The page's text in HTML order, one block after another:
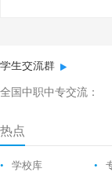
学生交流群
全国中职中专交流：
热点
• 学校库 •